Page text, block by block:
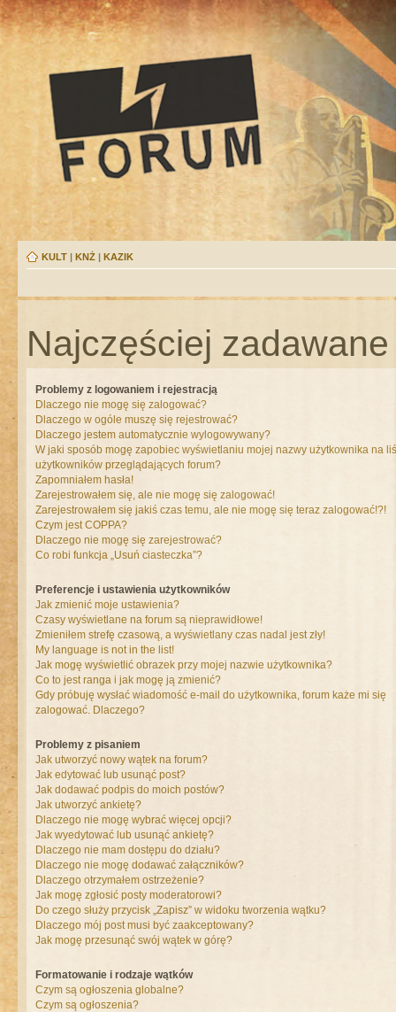
KULT | KNŻ | KAZIK
Najczęściej
Problemy z logowaniem i rejestracją
Dlaczego nie mogę się zalogować?
Dlaczego w ogóle muszę się rejestrować?
Dlaczego jestem automatycznie wylogowywany?
W jaki sposób mogę zapobiec wyświetlaniu mojej nazwy użytkownika na
użytkowników przeglądających forum?
Zapomniałem hasła!
Zarejestrowałem się, ale nie mogę się zalogować!
Zarejestrowałem się jakiś czas temu, ale nie mogę się teraz zalogować!?!
Czym jest COPPA?
Dlaczego nie mogę się zarejestrować?
Co robi funkcja „Usuń ciasteczka”?
Preferencje i ustawienia użytkowników
Jak zmienić moje ustawienia?
Czasy wyświetlane na forum są nieprawidłowe!
Zmieniłem strefę czasową, a wyświetlany czas nadal jest zły!
My language is not in the list!
Jak mogę wyświetlić obrazek przy mojej nazwie użytkownika?
Co to jest ranga i jak mogę ją zmienić?
Gdy próbuję wysłać wiadomość e-mail do użytkownika, forum każe mi się
zalogować. Dlaczego?
Problemy z pisaniem
Jak utworzyć nowy wątek na forum?
Jak edytować lub usunąć post?
Jak dodawać podpis do moich postów?
Jak utworzyć ankietę?
Dlaczego nie mogę wybrać więcej opcji?
Jak wyedytować lub usunąć ankietę?
Dlaczego nie mam dostępu do działu?
Dlaczego nie mogę dodawać załączników?
Dlaczego otrzymałem ostrzeżenie?
Jak mogę zgłosić posty moderatorowi?
Do czego służy przycisk „Zapisz” w widoku tworzenia wątku?
Dlaczego mój post musi być zaakceptowany?
Jak mogę przesunąć swój wątek w górę?
Formatowanie i rodzaje wątków
Czym są ogłoszenia globalne?
Czym są ogłoszenia?